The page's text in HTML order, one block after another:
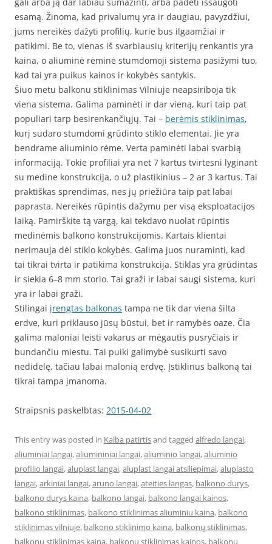
esamą. Žinoma, kad privalumų yra ir daugiau, pavyzdžiui,
jums nereikės dažyti profilių, kurie bus ilgaamžiai ir
patikimi. Be to, vienas iš svarbiausių kriterijų renkantis yra
kaina, o aliuminė rėminė stumdomoji sistema pasižymi tuo,
kad tai yra puikus kainos ir kokybės santykis.
Šiuo metu balkonu stiklinimas Vilniuje neapsiriboja tik
viena sistema. Galima paminėti ir dar vieną, kuri taip pat
populiari tarp besirenkančiųjų. Tai – berėmis stiklinimas,
kurį sudaro stumdomi grūdinto stiklo elementai. Jie yra
bendrame aliuminio rėme. Verta paminėti labai svarbią
informaciją. Tokie profiliai yra net 7 kartus tvirtesni lyginant
su medine konstrukcija, o už plastikinius – 2 ar 3 kartus. Tai
praktiškas sprendimas, nes jų priežiūra taip pat labai
paprasta. Nereikės rūpintis dažymu per visą eksploatacijos
laiką. Pamirškite tą vargą, kai tekdavo nuolat rūpintis
medinėmis balkono konstrukcijomis. Kartais klientai
nerimauja dėl stiklo kokybės. Galima juos nuraminti, kad
tai tikrai tvirta ir patikima konstrukcija. Stiklas yra grūdintas
ir siekia 6–8 mm storio. Tai graži ir labai saugi sistema, kuri
yra ir labai graži.
Stilingai įrengtas balkonas tampa ne tik dar viena šilta
erdve, kuri priklauso jūsų būstui, bet ir ramybės oaze. Čia
galima maloniai leisti vakarus ar mėgautis pusryčiais ir
bundančiu miestu. Tai puiki galimybė susikurti savo
nedidelę, tačiau labai malonią erdvę. Įstiklinus balkoną tai
tikrai tampa įmanoma.
Straipsnis paskelbtas: 2015-04-02
This entry was posted in Kalba patirtisand tagged alfredo langai,
aliuminiai langai,aliumininiai langai,aliuminio langai,aliuminio
profilio langai,aluplast langai,aluplast langai atsiliepimai,aluplasto
langai,arkiniai langai,aruno langai,ateities langas, balkono durys,
balkono durys kaina, balkono langai, balkono langai kainos,
balkono stiklinimas, balkono stiklinimas aliuminiu kaina, balkono
stiklinimas vilniuje, balkono stiklinimo kaina, balkonų stiklinimas,
balkonų stiklinimas kaina, balkonu stiklinimas kainos, balkonų